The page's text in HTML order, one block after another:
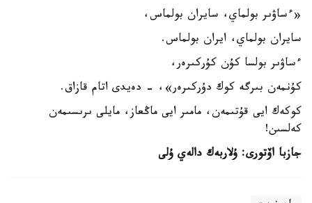
«ءساۋىر بولماي، سايران بولماس،
سايران بولماي، ايران بولماس.
ءساۋىر بولسا كۇن كۇركىرەر،
كۇنمەن بىرگە كوك دۇركىرەر»، - دەيدى اتام قازاق.
كوكەك ايى قۇتىمەن، مامىر ايى ماڭعاز، مايلى ىرىسىمەن
كەلسىن!
جازبا اۆتورى: ۇلاربەك دالەي ۇلى